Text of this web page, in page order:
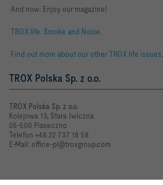
And now: Enjoy our magazine!
TROX life. Smoke and Noise.
Find out more about our other TROX life issues.
TROX Polska Sp. z o.o.
TROX Polska Sp. z o.o.
Kolejowa 13, Stara Iwiczna
05-500 Piaseczno
Telefon +48 22 737 18 58
E-Mail: office-pl@troxgroup.com